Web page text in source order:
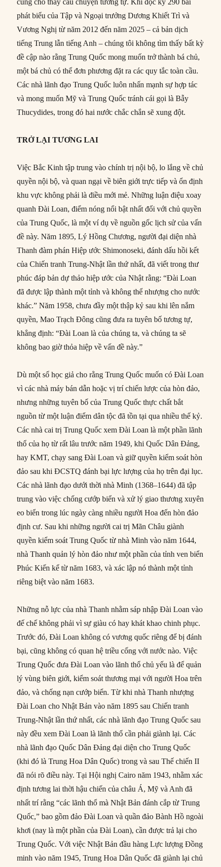
cũng cho thấy câu chuyện tương tự. Khi đọc kỹ 290 bài
phát biểu của Tập và Ngoại trưởng Dương Khiết Trì và
Vương Nghị từ năm 2012 đến năm 2025 – cả bản dịch
tiếng Trung lẫn tiếng Anh – chúng tôi không tìm thấy bất kỳ
đề cập nào rằng Trung Quốc mong muốn trở thành bá chủ,
một bá chủ có thể đơn phương đặt ra các quy tắc toàn cầu.
Các nhà lãnh đạo Trung Quốc luôn nhấn mạnh sự hợp tác
và mong muốn Mỹ và Trung Quốc tránh cái gọi là Bẫy
Thucydides, trong đó hai nước chắc chắn sẽ xung đột.
TRỞ LẠI TƯƠNG LAI
Việc Bắc Kinh tập trung vào chính trị nội bộ, lo lắng về chủ
quyền nội bộ, và quan ngại về biên giới trực tiếp và ổn định
khu vực không phải là điều mới mẻ. Những luận điệu xoay
quanh Đài Loan, điểm nóng nổi bật nhất đối với chủ quyền
của Trung Quốc, là một ví dụ về nguồn gốc lịch sử của vấn
đề này. Năm 1895, Lý Hồng Chương, người đại diện nhà
Thanh đàm phán Hiệp ước Shimonoseki, đánh dấu hồi kết
của Chiến tranh Trung-Nhật lần thứ nhất, đã viết trong thư
phúc đáp bản dự thảo hiệp ước của Nhật rằng: “Đài Loan
đã được lập thành một tỉnh và không thể nhượng cho nước
khác.” Năm 1958, chưa đầy một thập kỷ sau khi lên nắm
quyền, Mao Trạch Đông cũng đưa ra tuyên bố tương tự,
khẳng định: “Đài Loan là của chúng ta, và chúng ta sẽ
không bao giờ thỏa hiệp về vấn đề này.”
Dù một số học giả cho rằng Trung Quốc muốn có Đài Loan
vì các nhà máy bán dẫn hoặc vị trí chiến lược của hòn đảo,
nhưng những tuyên bố của Trung Quốc thực chất bắt
nguồn từ một luận điểm dân tộc đã tồn tại qua nhiều thế kỷ.
Các nhà cai trị Trung Quốc xem Đài Loan là một phần lãnh
thổ của họ từ rất lâu trước năm 1949, khi Quốc Dân Đảng,
hay KMT, chạy sang Đài Loan và giữ quyền kiểm soát hòn
đảo sau khi ĐCSTQ đánh bại lực lượng của họ trên đại lục.
Các nhà lãnh đạo dưới thời nhà Minh (1368–1644) đã tập
trung vào việc chống cướp biển và xử lý giao thương xuyên
eo biển trong lúc ngày càng nhiều người Hoa đến hòn đảo
định cư. Sau khi những người cai trị Mãn Châu giành
quyền kiểm soát Trung Quốc từ nhà Minh vào năm 1644,
nhà Thanh quản lý hòn đảo như một phần của tỉnh ven biển
Phúc Kiến kể từ năm 1683, và xác lập nó thành một tỉnh
riêng biệt vào năm 1683.
Những nỗ lực của nhà Thanh nhằm sáp nhập Đài Loan vào
đế chế không phải vì sự giàu có hay khát khao chinh phục.
Trước đó, Đài Loan không có vương quốc riêng để bị đánh
bại, cũng không có quan hệ triều cống với nước nào. Việc
Trung Quốc đưa Đài Loan vào lãnh thổ chủ yếu là để quản
lý vùng biên giới, kiểm soát thương mại với người Hoa trên
đảo, và chống nạn cướp biển. Từ khi nhà Thanh nhượng
Đài Loan cho Nhật Bản vào năm 1895 sau Chiến tranh
Trung-Nhật lần thứ nhất, các nhà lãnh đạo Trung Quốc sau
này đều xem Đài Loan là lãnh thổ cần phải giành lại. Các
nhà lãnh đạo Quốc Dân Đảng đại diện cho Trung Quốc
(khi đó là Trung Hoa Dân Quốc) trong và sau Thế chiến II
đã nói rõ điều này. Tại Hội nghị Cairo năm 1943, nhằm xác
định tương lai thời hậu chiến của châu Á, Mỹ và Anh đã
nhất trí rằng “các lãnh thổ mà Nhật Bản đánh cắp từ Trung
Quốc,” bao gồm đảo Đài Loan và quần đảo Bành Hồ ngoài
khơi (nay là một phần của Đài Loan), cần được trả lại cho
Trung Quốc. Với việc Nhật Bản đầu hàng Lực lượng Đồng
minh vào năm 1945, Trung Hoa Dân Quốc đã giành lại chủ